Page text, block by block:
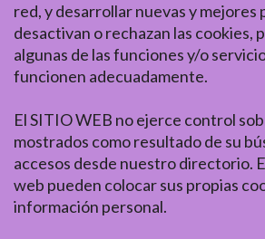
red, y desarrollar nuevas y mejores
desactivan o rechazan las cookies,
algunas de las funciones y/o
funcionen adecuadamente.
El SITIO WEB no ejerce control
mostrados como resultado de su
accesos desde nuestro directorio.
web pueden colocar sus propias
información personal.